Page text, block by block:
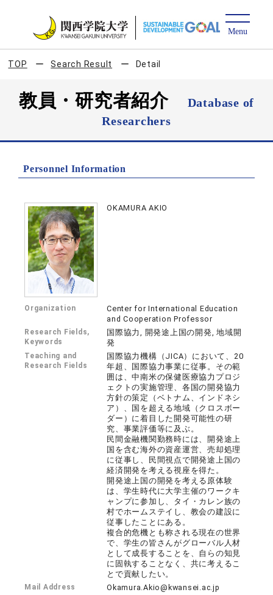
TOP Search Result Detail
教員・研究者紹介
Database of
Researchers
Personnel Information
OKAMURA AKIO
Organization
Center for International Education
and Cooperation Professor
Research Fields,
Keywords
国際協力, 開発途上国の開発, 地域開
発
Teaching and
Research Fields
国際協力機構（JICA）において、20
年超、国際協力事業に従事。その範
囲は、中南米の保健医療協力プロジ
ェクトの実施管理、各国の開発協力
方針の策定（ベトナム、インドネシ
ア）、国を超える地域（クロスボー
ダー）に着目した開発可能性の研
究、事業評価等に及ぶ。
民間金融機関勤務時には、開発途上
国を含む海外の資産運営、売却処理
に従事し、民間視点で開発途上国の
経済開発を考える視座を得た。
開発途上国の開発を考える原体験
は、学生時代に大学主催のワークキ
ャンプに参加し、タイ・カレン族の
村でホームステイし、教会の建設に
従事したことにある。
複合的危機とも称される現在の世界
で、学生の皆さんがグローバル人材
として成長することを、自らの知見
に固執することなく、共に考えるこ
とで貢献したい。
Mail Address Okamura.Akio@kwansei.ac.jp